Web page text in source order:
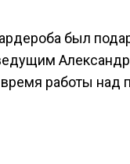
был
работы над